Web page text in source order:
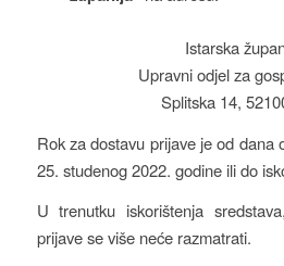
Istarska
Upravni odjel za
Splitska 14,
Rok za dostavu prijave je od dana
25. studenog 2022. godine ili do
U trenutku iskorištenja
prijave se više neće razmatrati.